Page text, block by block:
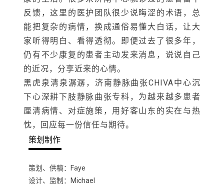
黑虎泉清泉潺潺，济南静脉曲张CHIVA中心沉
下心深耕下肢静脉曲张专科，为越来越多患者
厘清病情、对症施策，用好客山东的实在与热
忱，回应每一份信任与期待。
策划制作
设计 、监制：Michael
预约张强医生集团各地CHIVA中心（思俊
诊所）门诊与手术，视频咨询，
免费咨询，
法、患者治疗体验，以及张强医生集团医